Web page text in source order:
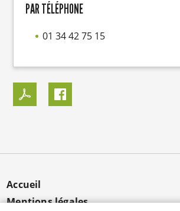
PAR TÉLÉPHONE
01 34 42 75 15
MENU
PIED
Accueil
Mentions légales